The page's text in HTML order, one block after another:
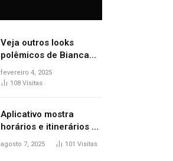
Veja outros looks
polêmicos de Bianca
Censori, esposa de
Kanye West que
fevereiro 4, 2025
108 Visitas
Aplicativo mostra
horários e itinerários de
ônibus a usuários do
agosto 7, 2025 101 Visitas